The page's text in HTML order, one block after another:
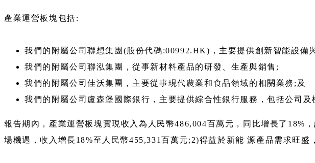
產業運營板塊包括:
我們的附屬公司聯想集團(股份代碼:00992.HK)，主要提供創新智能設備
我們的附屬公司聯泓集團，從事新材料產品的研發、生產與銷售;
我們的附屬公司佳沃集團，主要從事現代農業和食品領域的相關業務;及
我們的附屬公司盧森堡國際銀行，主要提供綜合性銀行服務，包括公司
報告期內，產業運營板塊實現收入為人民幣486,004百萬元，同比增長了18%
場機遇，收入增長18%至人民幣455,331百萬元;2)得益於新能 源產品需求旺